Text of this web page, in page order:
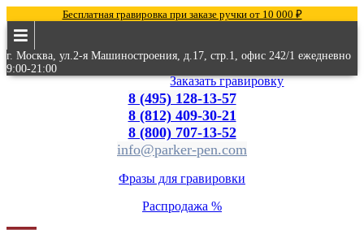
Бесплатная гравировка при заказе ручки от 10 000 ₽
г. Москва, ул.2-я Машиностроения, д.17, стр.1, офис 242/1 ежедневно
9:00-21:00
8 (495) 128-13-57
8 (812) 409-30-21
8 (800) 707-13-52
info@parker-pen.com
Фразы для гравировки
Распродажа %
Заказать гравировку